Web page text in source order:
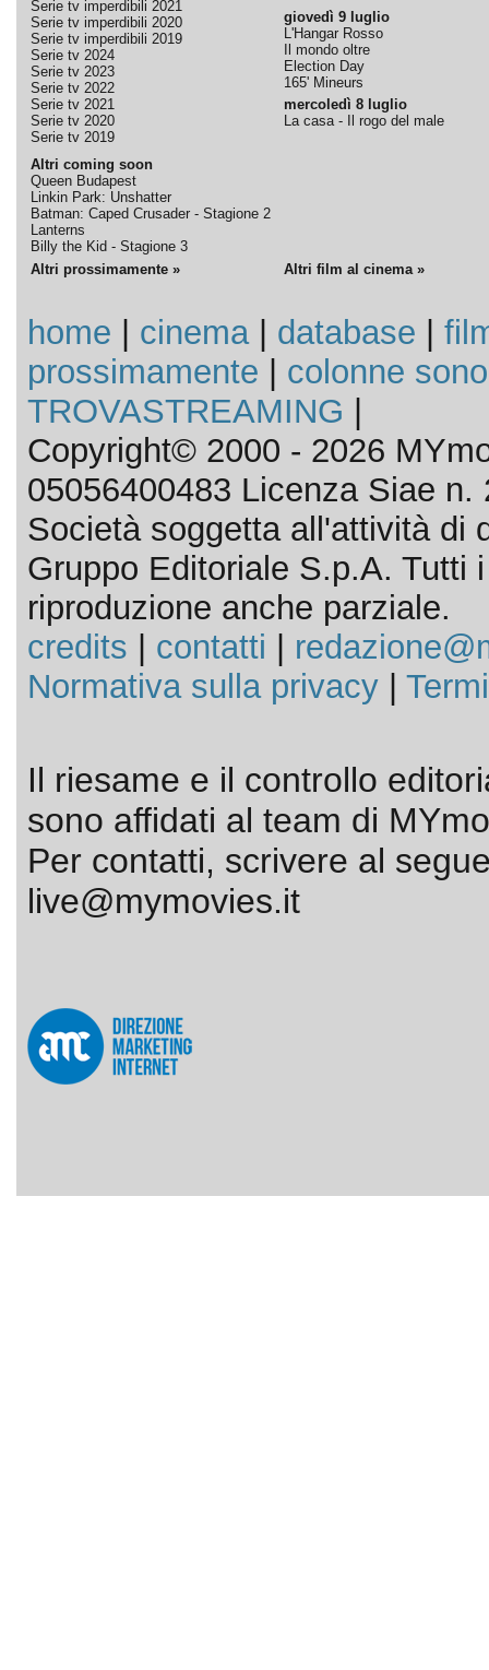
Serie tv imperdibili 2021
Serie tv imperdibili 2020
Serie tv imperdibili 2019
Serie tv 2024
Serie tv 2023
Serie tv 2022
Serie tv 2021
Serie tv 2020
Serie tv 2019
Altri coming soon
Queen Budapest
Linkin Park: Unshatter
Batman: Caped Crusader - Stagione 2
Lanterns
Billy the Kid - Stagione 3
giovedì 9 luglio
L'Hangar Rosso
Il mondo oltre
Election Day
165' Mineurs
mercoledì 8 luglio
La casa - Il rogo del male
Altri prossimamente » Altri film al cinema »
home cinema| database
prossimamente
colonne
TROVASTREAMING
Copyright© 2000 - 2026
05056400483 Licenza Siae n.
Società soggetta all'attività di
Gruppo Editoriale S.p.A. Tutti
riproduzione anche parziale.
credits
contatti
Normativa sulla privacy|
Il riesame e il controllo
sono affidati al team di
Per contatti, scrivere al
live@mymovies.it